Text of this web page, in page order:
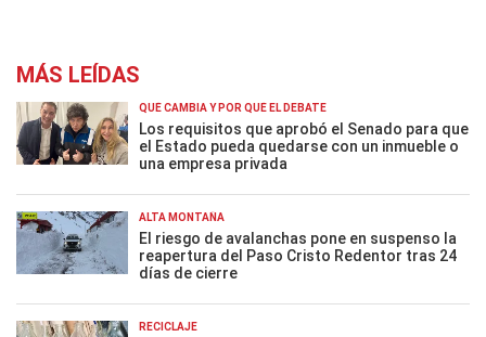
MÁS LEÍDAS
QUÉ CAMBIA Y POR QUÉ EL DEBATE
Los requisitos que aprobó el Senado para que
el Estado pueda quedarse con un inmueble o
una empresa privada
ALTA MONTAÑA
El riesgo de avalanchas pone en suspenso la
reapertura del Paso Cristo Redentor tras 24
días de cierre
RECICLAJE